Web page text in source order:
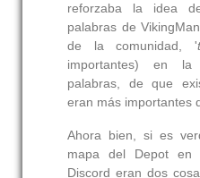
reforzaba la idea
palabras de
de la comunidad, '
importantes) en la
palabras, de que
eran más importantes
Ahora bien, si es
mapa del Depot
Discord eran dos